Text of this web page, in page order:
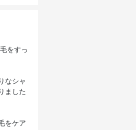
をすっ
なシャ
ました
をケア